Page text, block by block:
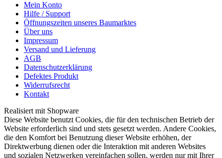
Mein Konto
Hilfe / Support
Öffnungszeiten unseres Baumarktes
Über uns
Impressum
Versand und Lieferung
AGB
Datenschutzerklärung
Defektes Produkt
Widerrufsrecht
Kontakt
Realisiert mit Shopware
Diese Website benutzt Cookies, die für den technischen Betrieb der
Website erforderlich sind und stets gesetzt werden. Andere Cookies,
die den Komfort bei Benutzung dieser Website erhöhen, der
Direktwerbung dienen oder die Interaktion mit anderen Websites
und sozialen Netzwerken vereinfachen sollen, werden nur mit Ihrer